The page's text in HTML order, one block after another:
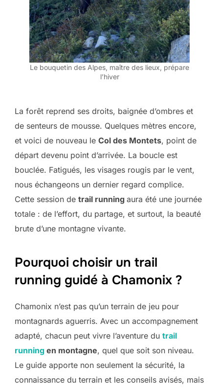
Le bouquetin des Alpes, maître des lieux, prépare
l’hiver
La forêt reprend ses droits, baignée d’ombres et
de senteurs de mousse. Quelques mètres encore,
et voici de nouveau le Col des Montets, point de
départ devenu point d’arrivée. La boucle est
bouclée. Fatigués, les visages rougis par le vent,
nous échangeons un dernier regard complice.
Cette session de trail running aura été une journée
totale : de l’effort, du partage, et surtout, la beauté
brute d’une montagne vivante.
Pourquoi choisir un trail
running guidé à Chamonix ?
Chamonix n’est pas qu’un terrain de jeu pour
montagnards aguerris. Avec un accompagnement
adapté, chacun peut vivre l’aventure du trail
running en montagne, quel que soit son niveau.
Le guide apporte non seulement la sécurité, la
connaissance du terrain et les conseils avisés, mais